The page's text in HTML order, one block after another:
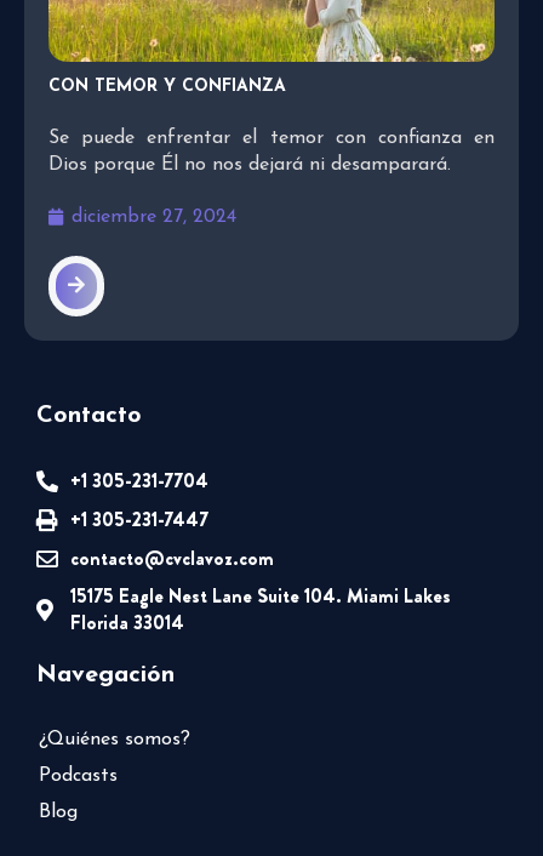
CON TEMOR Y CONFIANZA
Se puede enfrentar el temor con confianza en
Dios porque Él no nos dejará ni desamparará.
diciembre 27, 2024
Contacto
+1 305-231-7704
+1 305-231-7447
contacto@cvclavoz.com
15175 Eagle Nest Lane Suite 104. Miami Lakes
Florida 33014
Navegación
¿Quiénes somos?
Podcasts
Blog